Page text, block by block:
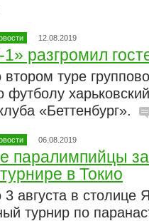
12.08.2019
разгромил
втором туре
футболу
«Беттенбург».
06.08.2019
паралимпийцы
в Токио
августа в столице
турнир по